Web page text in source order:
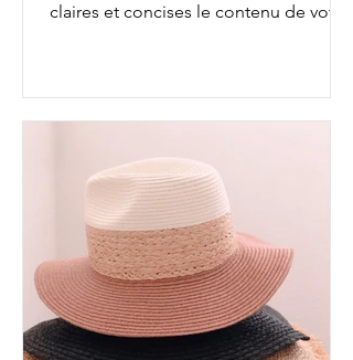
claires et concises le contenu de votre